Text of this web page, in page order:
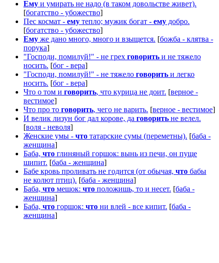
Ему и умирать не надо (в таком довольстве живет).
[богатство - убожество]
Пес космат - ему тепло; мужик богат - ему добро.
[богатство - убожество]
Ему же дано много, много и взыщется. [божба - клятва -
порука]
"Господи, помилуй!" - не грех говорить и не тяжело
носить. [бог - вера]
"Господи, помилуй!" - не тяжело говорить и легко
носить. [бог - вера]
Что о том и говорить, что курица не доит. [верное -
вестимое]
Что про то говорить, чего не варить. [верное - вестимое]
И велик лизун бог дал корове, да говорить не велел.
[воля - неволя]
Женские умы - что татарские сумы (переметны). [баба -
женщина]
Баба, что глиняный горшок: вынь из печи, он пуще
шипит. [баба - женщина]
Бабе кровь проливать не годится (от обычая, что бабы
не колют птиц). [баба - женщина]
Баба, что мешок: что положишь, то и несет. [баба -
женщина]
Баба, что горшок: что ни влей - все кипит. [баба -
женщина]